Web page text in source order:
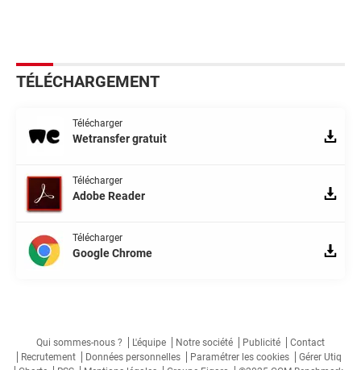
TÉLÉCHARGEMENT
Télécharger
Wetransfer gratuit
Télécharger
Adobe Reader
Télécharger
Google Chrome
Qui sommes-nous ? L'équipe Notre société Publicité
Contact
Recrutement
Données personnelles Paramétrer les cookies
Gérer Utiq